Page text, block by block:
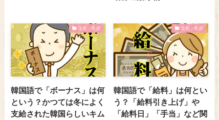
文化・生活
韓国語で「ボーナス」は何
という？かつては冬によく
支給された韓国らしいキム
文化・生活
韓国語で「給料」は何とい
う？「給料引き上げ」や
「給料日」「手当」など関